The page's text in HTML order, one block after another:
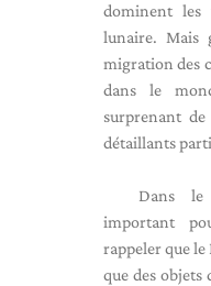
dominent les
lunaire. Mais
migration des
dans le
surprenant
détaillants
Dans
important
rappeler que
que des